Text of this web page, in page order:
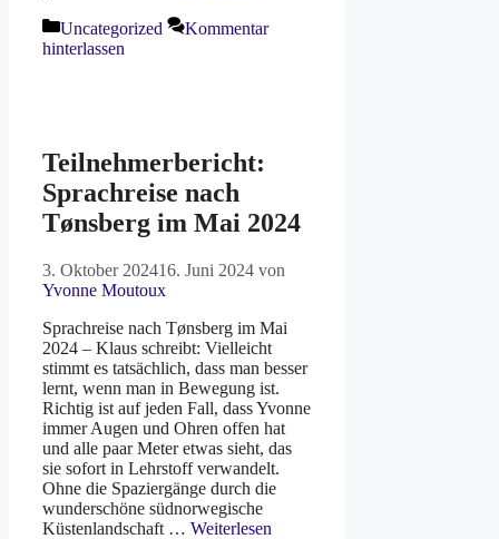
Kategorien
Uncategorized
Kommentar
hinterlassen
Teilnehmerbericht:
Sprachreise nach
Tønsberg im Mai 2024
3. Oktober 202416. Juni 2024 von
Yvonne Moutoux
Sprachreise nach Tønsberg im Mai
2024 – Klaus schreibt: Vielleicht
stimmt es tatsächlich, dass man besser
lernt, wenn man in Bewegung ist.
Richtig ist auf jeden Fall, dass Yvonne
immer Augen und Ohren offen hat
und alle paar Meter etwas sieht, das
sie sofort in Lehrstoff verwandelt.
Ohne die Spaziergänge durch die
wunderschöne südnorwegische
Küstenlandschaft … Weiterlesen